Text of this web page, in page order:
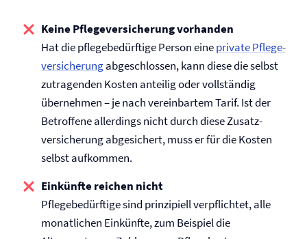
Keine Pflege­versicherung vorhanden
Hat die pflegebedürftige Person eineprivate Pflege­
versicherungabgeschlossen, kann diese die selbst
zutragenden Kosten anteilig oder vollständig
übernehmen – je nach vereinbartem Tarif. Ist der
Betroffene allerdings nicht durch diese Zusatz­
versicherung abgesichert, muss er für die Kosten
selbst aufkommen.
Einkünfte reichen nicht
Pflegebedürftige sind prinzipiell verpflichtet, alle
monatlichen Einkünfte, zum Beispiel die